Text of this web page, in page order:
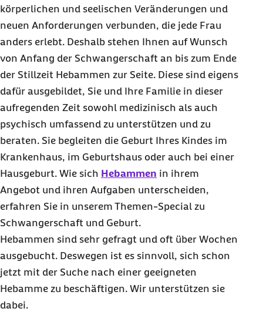
körperlichen und seelischen Veränderungen und
neuen Anforderungen verbunden, die jede Frau
anders erlebt. Deshalb stehen Ihnen auf Wunsch
von Anfang der Schwangerschaft an bis zum Ende
der Stillzeit Hebammen zur Seite. Diese sind eigens
dafür ausgebildet, Sie und Ihre Familie in dieser
aufregenden Zeit sowohl medizinisch als auch
psychisch umfassend zu unterstützen und zu
beraten. Sie begleiten die Geburt Ihres Kindes im
Krankenhaus, im Geburtshaus oder auch bei einer
Hausgeburt. Wie sich Hebammen in ihrem
Angebot und ihren Aufgaben unterscheiden,
erfahren Sie in unserem Themen-Special zu
Schwangerschaft und Geburt.
Hebammen sind sehr gefragt und oft über Wochen
ausgebucht. Deswegen ist es sinnvoll, sich schon
jetzt mit der Suche nach einer geeigneten
Hebamme zu beschäftigen. Wir unterstützen sie
dabei.